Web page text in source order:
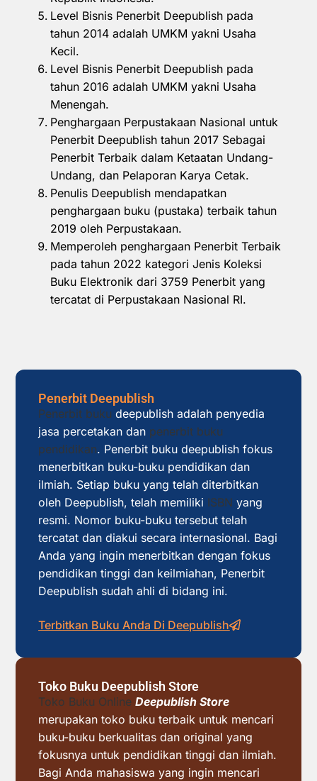
Level Bisnis Penerbit Deepublish pada
tahun 2014 adalah UMKM yakni Usaha
Kecil.
Level Bisnis Penerbit Deepublish pada
tahun 2016 adalah UMKM yakni Usaha
Menengah.
Penghargaan Perpustakaan Nasional untuk
Penerbit Deepublish tahun 2017 Sebagai
Penerbit Terbaik dalam Ketaatan Undang-
Undang, dan Pelaporan Karya Cetak.
Penulis Deepublish mendapatkan
penghargaan buku (pustaka) terbaik tahun
2019 oleh Perpustakaan.
Memperoleh penghargaan Penerbit Terbaik
pada tahun 2022 kategori Jenis Koleksi
Buku Elektronik dari 3759 Penerbit yang
tercatat di Perpustakaan Nasional RI.
Penerbit Deepublish
Penerbit buku deepublish adalah penyedia
jasa percetakan dan penerbit buku
pendidikan. Penerbit buku deepublish fokus
menerbitkan buku-buku pendidikan dan
ilmiah. Setiap buku yang telah diterbitkan
oleh Deepublish, telah memiliki ISBN yang
resmi. Nomor buku-buku tersebut telah
tercatat dan diakui secara internasional. Bagi
Anda yang ingin menerbitkan dengan fokus
pendidikan tinggi dan keilmiahan, Penerbit
Deepublish sudah ahli di bidang ini.
Terbitkan Buku Anda Di Deepublish
Toko Buku Deepublish Store
Toko Buku Online Deepublish Store
merupakan toko buku terbaik untuk mencari
buku-buku berkualitas dan original yang
fokusnya untuk pendidikan tinggi dan ilmiah.
Bagi Anda mahasiswa yang ingin mencari